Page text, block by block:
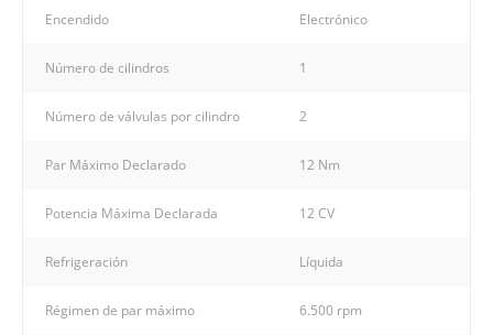
Encendido Electrónico
Número de cilindros 1
Número de válvulas por cilindro 2
Par Máximo Declarado 12 Nm
Potencia Máxima Declarada 12 CV
Refrigeración Líquida
Régimen de par máximo 6.500 rpm